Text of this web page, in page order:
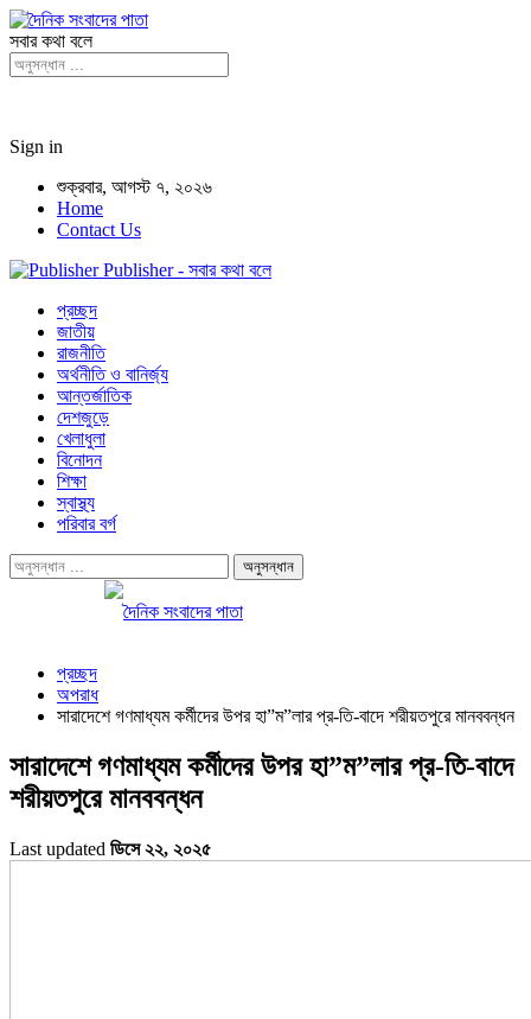
সবার কথা বলে
Sign in
শুক্রবার, আগস্ট ৭, ২০২৬
Home
Contact Us
Publisher - সবার কথা বলে
প্রচ্ছদ
জাতীয়
রাজনীতি
অর্থনীতি ও বানির্জ্য
আন্তর্জাতিক
দেশজুড়ে
খেলাধুলা
বিনোদন
শিক্ষা
স্বাস্থ্য
পরিবার বর্গ
প্রচ্ছদ
অপরাধ
সারাদেশে গণমাধ্যম কর্মীদের উপর হা”ম”লার প্র-তি-বাদে শরীয়তপুরে মানববন্ধন
সারাদেশে গণমাধ্যম কর্মীদের উপর হা”ম”লার প্র-তি-বাদে
শরীয়তপুরে মানববন্ধন
Last updated ডিসে ২২, ২০২৫